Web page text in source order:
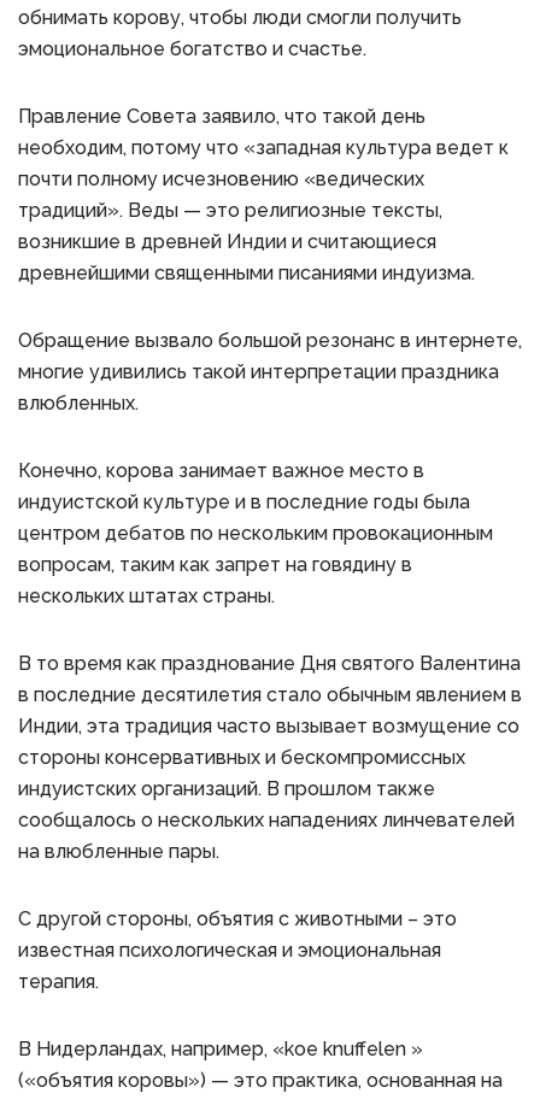
обнимать корову, чтобы люди смогли получить
эмоциональное богатство и счастье.
Правление Совета заявило, что такой день
необходим, потому что «западная культура ведет к
почти полному исчезновению «ведических
традиций». Веды — это религиозные тексты,
возникшие в древней Индии и считающиеся
древнейшими священными писаниями индуизма.
Обращение вызвало большой резонанс в интернете,
многие удивились такой интерпретации праздника
влюбленных.
Конечно, корова занимает важное место в
индуистской культуре и в последние годы была
центром дебатов по нескольким провокационным
вопросам, таким как запрет на говядину в
нескольких штатах страны.
В то время как празднование Дня святого Валентина
в последние десятилетия стало обычным явлением в
Индии, эта традиция часто вызывает возмущение со
стороны консервативных и бескомпромиссных
индуистских организаций. В прошлом также
сообщалось о нескольких нападениях линчевателей
на влюбленные пары.
С другой стороны, объятия с животными – это
известная психологическая и эмоциональная
терапия.
В Нидерландах, например, «koe knuffelen »
(«объятия коровы») — это практика, основанная на